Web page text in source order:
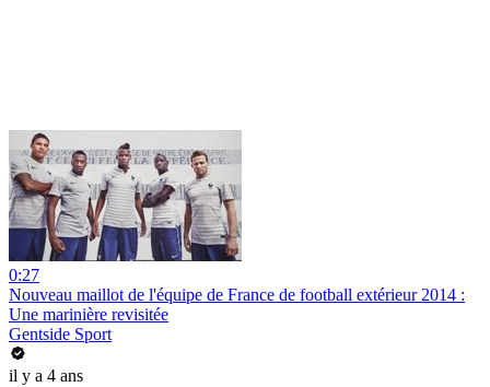
0:27
Nouveau maillot de l'équipe de France de football extérieur 2014 :
Une marinière revisitée
Gentside Sport
il y a 4 ans